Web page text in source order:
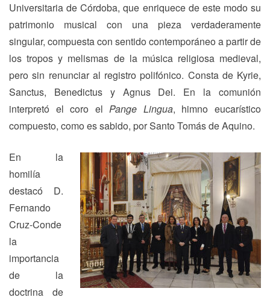
Universitaria de Córdoba, que enriquece de este modo su
patrimonio musical con una pieza verdaderamente
singular, compuesta con sentido contemporáneo a partir de
los tropos y melismas de la música religiosa medieval,
pero sin renunciar al registro polifónico. Consta de Kyrie,
Sanctus, Benedictus y Agnus Dei. En la comunión
interpretó el coro elPange Lingua, himno eucarístico
compuesto, como es sabido, por Santo Tomás de Aquino.
En la
homilía
destacó D.
Fernando
Cruz-Conde
la
importancia
de la
doctrina de